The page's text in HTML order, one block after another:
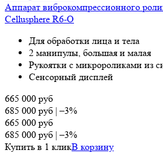
Аппарат виброкомпрессионного
Cellusphere R6-O
Для обработки лица и тела
2 манипулы, большая и малая
Рукоятки с микророликами из
Сенсорный дисплей
665 000 руб
685 000 руб |–3%
665 000 руб
685 000 руб |–3%
Купить в 1 кликВ корзину